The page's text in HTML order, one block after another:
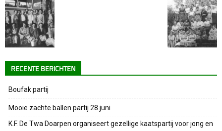
RECENTE BERICHTEN
Boufak partij
Mooie zachte ballen partij 28 juni
K.F. De Twa Doarpen organiseert gezellige kaatspartij voor jong en